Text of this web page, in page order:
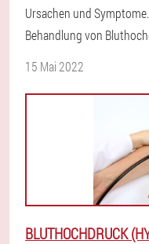
Ursachen und
Behandlung von
15 Mai 2022
BLUTHOCHDRUCK